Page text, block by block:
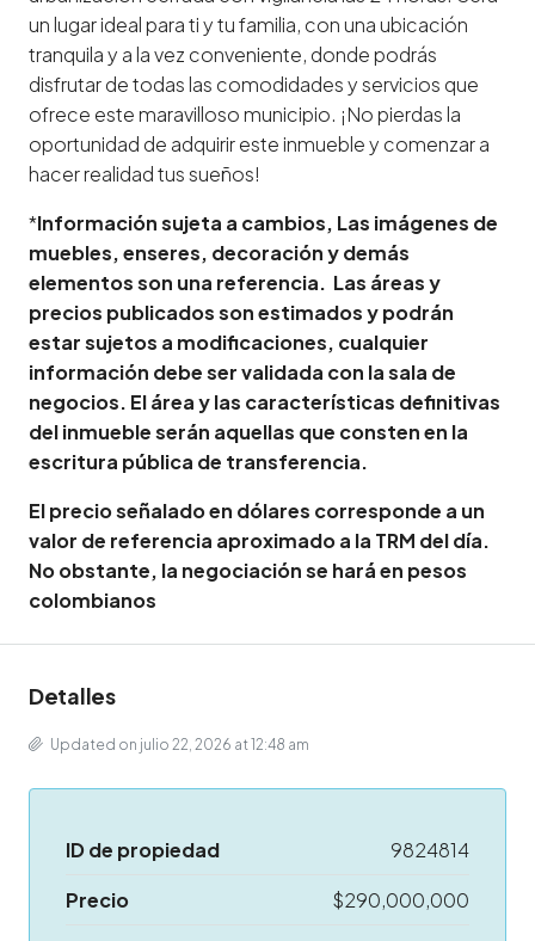
un lugar ideal para ti y tu familia, con una ubicación
tranquila y a la vez conveniente, donde podrás
disfrutar de todas las comodidades y servicios que
ofrece este maravilloso municipio. ¡No pierdas la
oportunidad de adquirir este inmueble y comenzar a
hacer realidad tus sueños!
*Información sujeta a cambios, Las imágenes de
muebles, enseres, decoración y demás
elementos son una referencia. Las áreas y
precios publicados son estimados y podrán
estar sujetos a modificaciones, cualquier
información debe ser validada con la sala de
negocios. El área y las características definitivas
del inmueble serán aquellas que consten en la
escritura pública de transferencia.
El precio señalado en dólares corresponde a un
valor de referencia aproximado a la TRM del día.
No obstante, la negociación se hará en pesos
colombianos
Detalles
Updated on julio 22, 2026 at 12:48 am
ID de propiedad
9824814
Precio
$290,000,000